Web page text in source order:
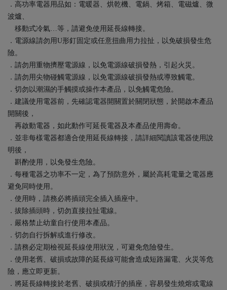
．高功率電器用品如：電暖器、烘乾機、電鍋、烤箱、電磁爐、微
波爐、
移動式冷氣…等，請避免使用延長線轉接。
．電源線請勿用U形釘固定或任意扭曲用力拉扯，以免破損發生危
險。
．請勿用重物擠壓電源線，以免電源線破損發熱，引起火災。
．請勿用尖物碰觸電源線，以免電源線破損發熱或導致觸電。
．切勿以潮濕的手觸摸或操作本產品，以免觸電危險。
．建議使用電器前，先確認電器開關置於關閉狀態，於開啟本產品
開關後，
再啟動電器，如此動作可延長電器及本產品使用壽命。
．並非每樣電器都適合使用延長線轉接，請詳細閱讀該電器使用說
明後，
斟酌使用，以免發生危險。
．每種電器之功率不一定，為了預防意外，屬於高耗電量之電器應
避免同時使用。
．使用時，請務必將插頭完全插入插座中。
．拔除插頭時，切勿直接拉扯電線。
．嚴格禁止幼童自行使用本產品。
．切勿自行拆解或進行修改。
．請務必定期檢視延長線使用狀況，可避免危險發生。
．使用老舊、破損或故障的延長線可能會造成短路漏電、火災等危
險，應立即更新。
．將延長線轉接於老舊、破損或積汙的插座，容易發生燒熔或電線